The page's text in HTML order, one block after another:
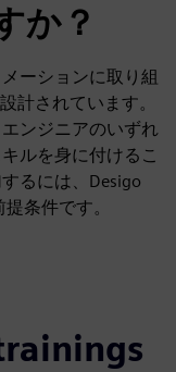
か？
ーションに取り組
計されています。
ンジニアのいずれ
ルを身に付けるこ
るには、Desigo
条件です。